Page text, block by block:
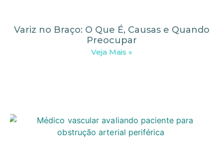
Variz no Braço: O Que É, Causas e Quando
Preocupar
Veja Mais »